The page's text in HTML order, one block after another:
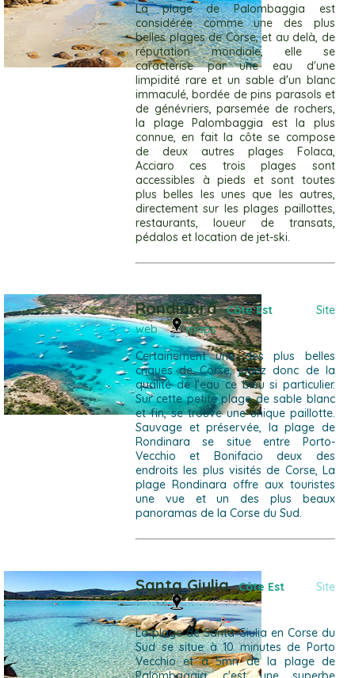
La plage de Palombaggia est
considérée comme une des plus
belles plages de Corse, et au delà, de
réputation mondiale, elle se
caracterise par une eau d'une
limpidité rare et un sable d'un blanc
immaculé, bordée de pins parasols et
de génévriers, parsemée de rochers,
la plage Palombaggia est la plus
connue, en fait la côte se compose
de deux autres plages Folaca,
Acciaro ces trois plages sont
accessibles à pieds et sont toutes
plus belles les unes que les autres,
directement sur les plages paillottes,
restaurants, loueur de transats,
pédalos et location de jet-ski.
RondinaraCôte Est
Site
web
maps
Certainement une des plus belles
criques de Corse, jugez donc de la
qualité de l'eau ce bleu si particulier.
Sur cette petite plage de sable blanc
et fin, se trouve une unique paillotte.
Sauvage et préservée, la plage de
Rondinara se situe entre Porto-
Vecchio et Bonifacio deux des
endroits les plus visités de Corse, La
plage Rondinara offre aux touristes
une vue et un des plus beaux
panoramas de la Corse du Sud.
Santa GiuliaCôte Est
Site
web
maps
La plage de Santa Giulia en Corse du
Sud se situe à 10 minutes de Porto
Vecchio et à 5mn de la plage de